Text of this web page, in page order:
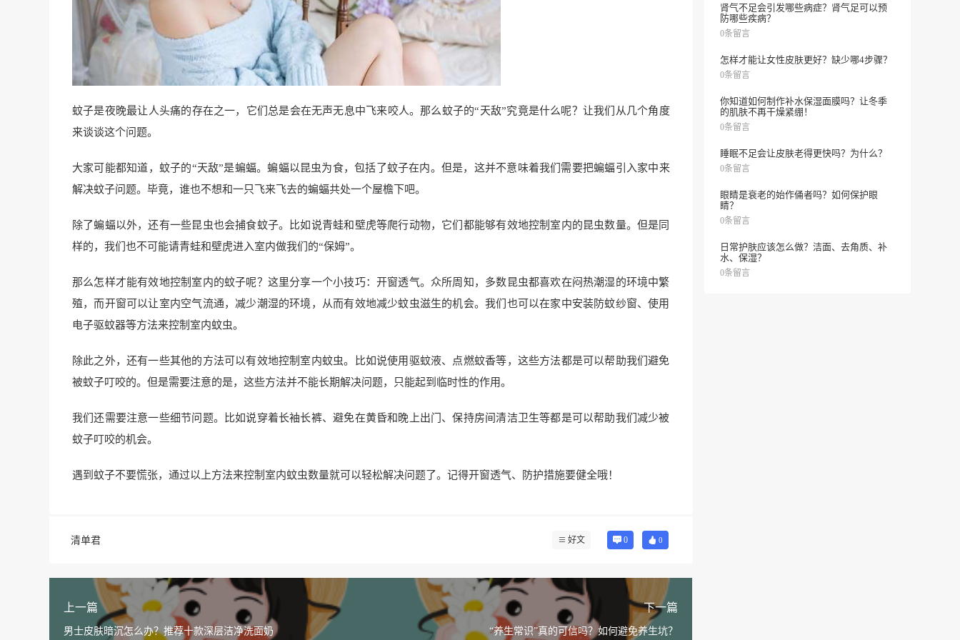
蚊子是夜晚最让人头痛的存在之一，它们总是会在无声无息中飞来咬人。那么蚊子的“天敌”究竟是什么呢？让我们从几个角度
来谈谈这个问题。
大家可能都知道，蚊子的“天敌”是蝙蝠。蝙蝠以昆虫为食，包括了蚊子在内。但是，这并不意味着我们需要把蝙蝠引入家中来
解决蚊子问题。毕竟，谁也不想和一只飞来飞去的蝙蝠共处一个屋檐下吧。
除了蝙蝠以外，还有一些昆虫也会捕食蚊子。比如说青蛙和壁虎等爬行动物，它们都能够有效地控制室内的昆虫数量。但是同
样的，我们也不可能请青蛙和壁虎进入室内做我们的“保姆”。
那么怎样才能有效地控制室内的蚊子呢？这里分享一个小技巧：开窗透气。众所周知，多数昆虫都喜欢在闷热潮湿的环境中繁
殖，而开窗可以让室内空气流通，减少潮湿的环境，从而有效地减少蚊虫滋生的机会。我们也可以在家中安装防蚊纱窗、使用
电子驱蚊器等方法来控制室内蚊虫。
除此之外，还有一些其他的方法可以有效地控制室内蚊虫。比如说使用驱蚊液、点燃蚊香等，这些方法都是可以帮助我们避免
被蚊子叮咬的。但是需要注意的是，这些方法并不能长期解决问题，只能起到临时性的作用。
我们还需要注意一些细节问题。比如说穿着长袖长裤、避免在黄昏和晚上出门、保持房间清洁卫生等都是可以帮助我们减少被
蚊子叮咬的机会。
遇到蚊子不要慌张，通过以上方法来控制室内蚊虫数量就可以轻松解决问题了。记得开窗透气、防护措施要健全哦！
清单君 好文 0 0
上一篇
男士皮肤暗沉怎么办？推荐十款深层洁净洗面奶
下一篇
“养生常识”真的可信吗？如何避免养生坑？
肾气不足会引发哪些病症？肾气足可以预
防哪些疾病？
0条留言
怎样才能让女性皮肤更好？缺少哪4步骤？
0条留言
你知道如何制作补水保湿面膜吗？让冬季
的肌肤不再干燥紧绷！
0条留言
睡眠不足会让皮肤老得更快吗？为什么？
0条留言
眼睛是衰老的始作俑者吗？如何保护眼
睛？
0条留言
日常护肤应该怎么做？洁面、去角质、补
水、保湿？
0条留言